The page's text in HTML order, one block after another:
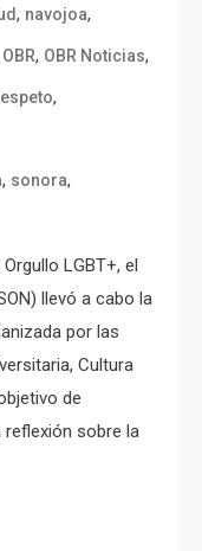
, navojoa,
OBR, OBR Noticias,
,
, sonora,
LGBT+, el
llevó a cabo la
por las
Cultura
de
sobre la